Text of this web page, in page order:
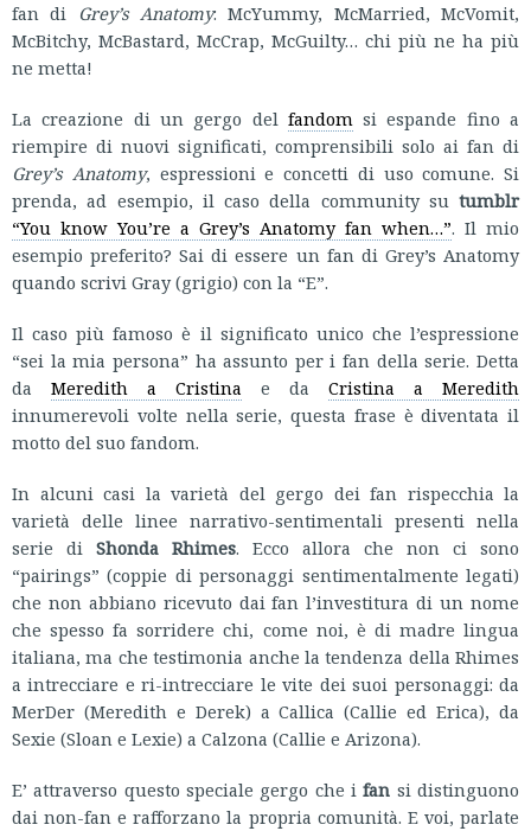
fan di Grey’s Anatomy: McYummy, McMarried, McVomit,
McBitchy, McBastard, McCrap, McGuilty… chi più ne ha più
ne metta!
La creazione di un gergo del fandomsi espande fino a
riempire di nuovi significati, comprensibili solo ai fan di
Grey’s Anatomy, espressioni e concetti di uso comune. Si
prenda, ad esempio, il caso della community su tumblr
“You know You’re a Grey’s Anatomy fan when…”. Il mio
esempio preferito? Sai di essere un fan di Grey’s Anatomy
quando scrivi Gray (grigio) con la “E”.
Il caso più famoso è il significato unico che l’espressione
“sei la mia persona” ha assunto per i fan della serie. Detta
da Meredith a Cristina e da Cristina a Meredith
innumerevoli volte nella serie, questa frase è diventata il
motto del suo fandom.
In alcuni casi la varietà del gergo dei fan rispecchia la
varietà delle linee narrativo-sentimentali presenti nella
serie di Shonda Rhimes. Ecco allora che non ci sono
“pairings” (coppie di personaggi sentimentalmente legati)
che non abbiano ricevuto dai fan l’investitura di un nome
che spesso fa sorridere chi, come noi, è di madre lingua
italiana, ma che testimonia anche la tendenza della Rhimes
a intrecciare e ri-intrecciare le vite dei suoi personaggi: da
MerDer (Meredith e Derek) a Callica (Callie ed Erica), da
Sexie (Sloan e Lexie) a Calzona (Callie e Arizona).
E’ attraverso questo speciale gergo che ifan si distinguono
dai non-fan e rafforzano la propria comunità. E voi, parlate